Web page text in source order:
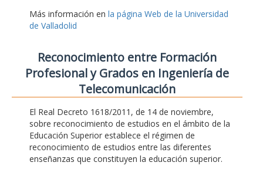
Más información en la página Web de la Universidad
de Valladolid
Reconocimiento entre Formación
Profesional y Grados en Ingeniería de
Telecomunicación
El Real Decreto 1618/2011, de 14 de noviembre,
sobre reconocimiento de estudios en el ámbito de la
Educación Superior establece el régimen de
reconocimiento de estudios entre las diferentes
enseñanzas que constituyen la educación superior.